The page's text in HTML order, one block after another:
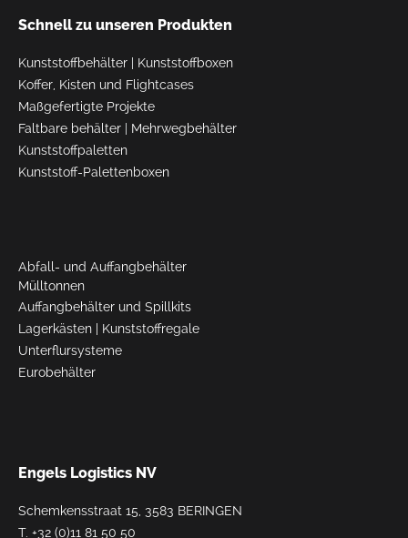
Schnell zu unseren Produkten
Kunststoffbehälter
Kunststoffboxen
Koffer, Kisten und Flightcases
Maßgefertigte Projekte
Faltbare behälter
Mehrwegbehälter
Kunststoffpaletten
Kunststoff-Palettenboxen
Abfall- und Auffangbehälter
Mülltonnen
Auffangbehälter und Spillkits
Lagerkästen
Kunststoffregale
Unterflursysteme
Eurobehälter
Engels Logistics NV
Schemkensstraat 15, 3583 BERINGEN
T. +32 (0)11 81 50 50